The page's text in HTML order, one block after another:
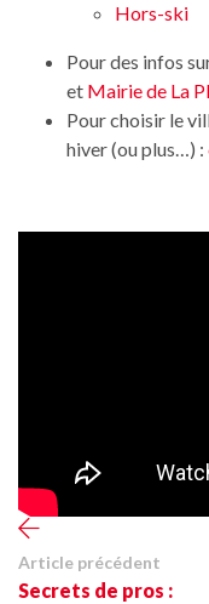
Hors-ski
Pour des infos
et Mairie de La
Pour choisir le
hiver (ou plus…) :
Article précédent
Secrets de pros :